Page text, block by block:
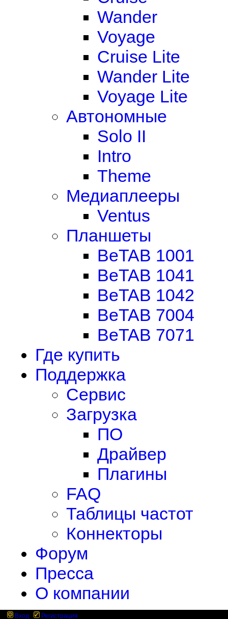
Wander
Voyage
Cruise Lite
Wander Lite
Voyage Lite
Автономные
Solo II
Intro
Theme
Медиаплееры
Ventus
Планшеты
BeTAB 1001
BeTAB 1041
BeTAB 1042
BeTAB 7004
BeTAB 7071
Где купить
Поддержка
Сервис
Загрузка
ПО
Драйвер
Плагины
FAQ
Таблицы частот
Коннекторы
Форум
Пресса
О компании
Вход Регистрация